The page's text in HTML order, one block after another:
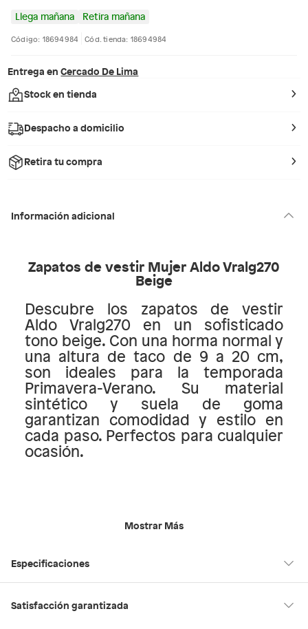
Llega mañana Retira mañana
Código: 18694984 Cód. tienda: 18694984
Entrega en Cercado De Lima
Stock en tienda
Despacho a domicilio
Retira tu compra
Información adicional
Zapatos de vestir Mujer Aldo Vralg270
Beige
Descubre los zapatos de vestir
Aldo Vralg270 en un sofisticado
tono beige. Con una horma normal y
una altura de taco de 9 a 20 cm,
son ideales para la temporada
Primavera-Verano. Su material
sintético y suela de goma
garantizan comodidad y estilo en
cada paso. Perfectos para cualquier
ocasión.
Mostrar Más
Especificaciones
Hecho en
Satisfacción garantizada